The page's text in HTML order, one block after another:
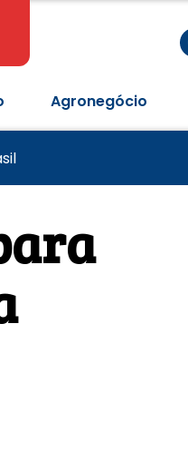
Agronegócio
Osório
à violência contra